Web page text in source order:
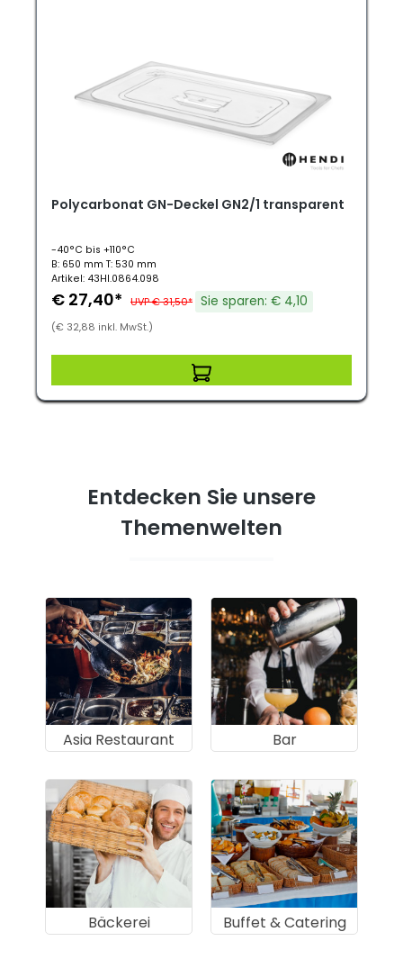
Polycarbonat GN-Deckel GN2/1 transparent
-40°C bis +110°C
B: 650 mm T: 530 mm
Artikel: 43HI.0864.098
€ 27,40* UVP € 31,50* Sie sparen: € 4,10
(€ 32,88 inkl. MwSt.)
Entdecken Sie unsere
Themenwelten
Asia Restaurant Bar
Bäckerei Buffet & Catering